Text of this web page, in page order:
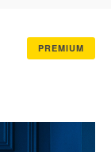
PREMIUM